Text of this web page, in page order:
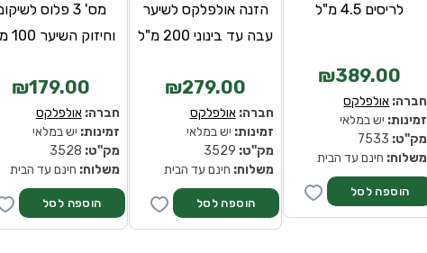
מס' 3 פלוס
וחיזוק השיער 100 מ"ל
₪179.00
חברה:אולפלקס
זמינות: יש במלאי
מק''ט:
משלוח: חינם עד הבית
הזנה אולפלקס לשיער
עבה עד בינוני 200 מ"ל
₪279.00
חברה:אולפלקס
זמינות: יש במלאי
מק''ט:
משלוח: חינם עד הבית
לריסים 4.5 מ"ל
₪389.00
חברה: אולפלקס
זמינות: יש במלאי
מק''ט:
משלוח: חינם עד הבית